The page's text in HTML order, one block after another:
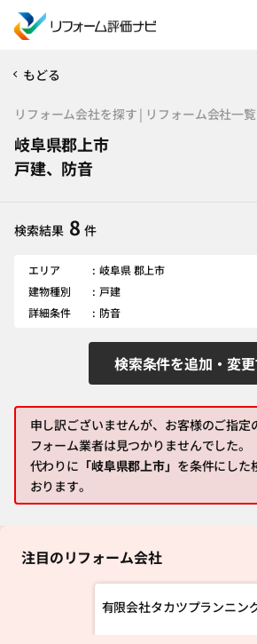
もどる
リフォーム会社を探す | リフォーム会社一覧
岐阜県郡上市
戸建、防音
検索結果 8 件
エリア
岐阜県 郡上市
建物種別
戸建
詳細条件
防音
検索条件を追加・変
申し訳ございませんが、お客様のご指定
フォーム業者は見つかりませんでした。
代わりに 「岐阜県郡上市」 を条件にした
おります。
注目のリフォーム会社
有限会社タカツプランニン